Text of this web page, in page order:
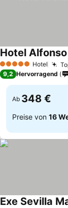
5 Sterne Hotel
Preise sehen
9,2 Hervorragend
Ab 348 €
Preise von 16
Exe Sevilla